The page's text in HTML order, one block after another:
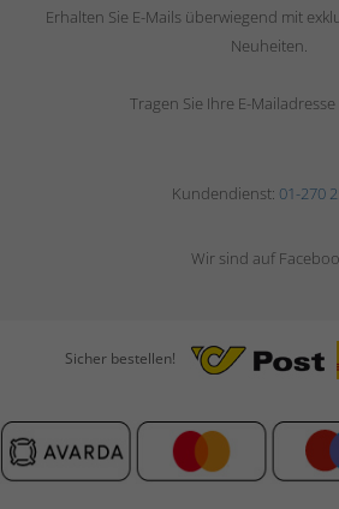
Erhalten Sie E-Mails überwiegend mit
Neuheiten.
Tragen Sie Ihre E-
Kundendienst: 01-270
Wir sind auf
Sicher bestellen!